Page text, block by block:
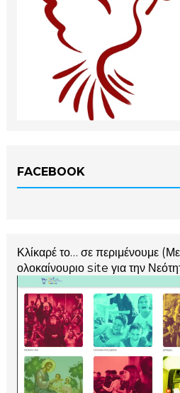
FACEBOOK
Κλίκαρέ το… σε περιμένουμε
ολοκαίνουριο site για την